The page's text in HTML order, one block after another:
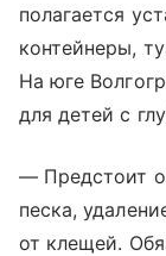
полагается
контейнеры,
На юге
для детей с
— Предстоит
песка,
от клещей.